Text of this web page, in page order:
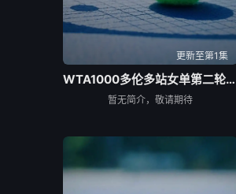
更新至第1集
WTA1000多伦多站女单第二轮：贝莱克VS斯瓦泰克
暂无简介，敬请期待